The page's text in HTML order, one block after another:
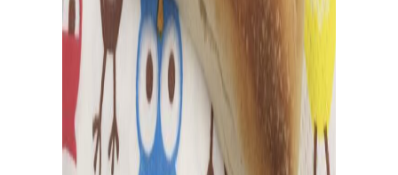
ピ動画のご購入もこちら。
報 問 わせ メ